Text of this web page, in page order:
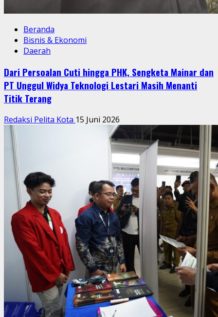
Beranda
Bisnis & Ekonomi
Daerah
Dari Persoalan Cuti hingga PHK, Sengketa Mainar dan
PT Unggul Widya Teknologi Lestari Masih Menanti
Titik Terang
Redaksi Pelita Kota 15 Juni 2026